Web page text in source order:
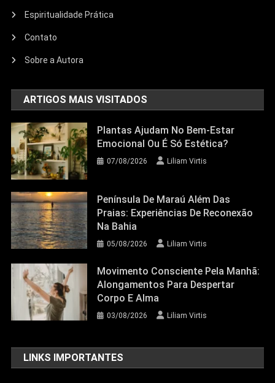
Espiritualidade Prática
Contato
Sobre a Autora
ARTIGOS MAIS VISITADOS
Plantas Ajudam No Bem-Estar
Emocional Ou É Só Estética?
07/08/2026 Liliam Virtis
Península De Maraú Além Das
Praias: Experiências De Reconexão
Na Bahia
05/08/2026 Liliam Virtis
Movimento Consciente Pela Manhã:
Alongamentos Para Despertar
Corpo E Alma
03/08/2026 Liliam Virtis
LINKS IMPORTANTES